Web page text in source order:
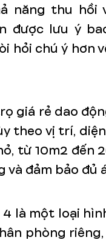
năng thu hồi
được lưu ý
hỏi chú ý hơn
giá rẻ dao
theo vị trí,
từ 10m2 đến
và đảm bảo đủ
là một loại
phòng